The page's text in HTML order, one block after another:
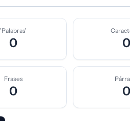
'Palabras'
0 0
Frases
0 0